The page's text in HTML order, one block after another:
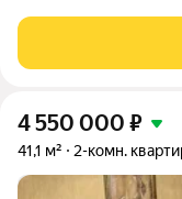
Общая площадь
идеальные условия для
4 550 000 ₽
41,1 м² 2-комн.